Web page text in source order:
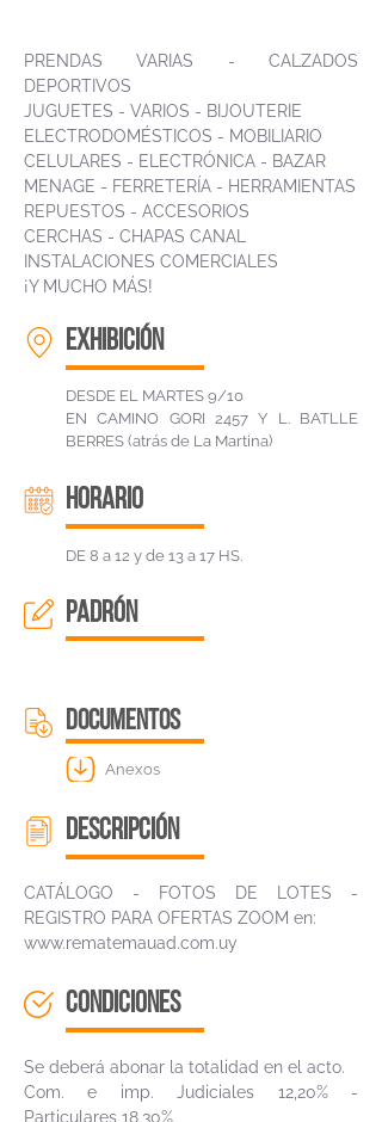
PRENDAS VARIAS - CALZADOS
DEPORTIVOS
JUGUETES - VARIOS - BIJOUTERIE
ELECTRODOMÉSTICOS - MOBILIARIO
CELULARES - ELECTRÓNICA - BAZAR
MENAGE - FERRETERÍA - HERRAMIENTAS
REPUESTOS - ACCESORIOS
CERCHAS - CHAPAS CANAL
INSTALACIONES COMERCIALES
¡Y MUCHO MÁS!
EXHIBICIÓN
DESDE EL MARTES 9/10
EN CAMINO GORI 2457 Y L. BATLLE
BERRES (atrás de La Martina)
HORARIO
DE 8 a 12 y de 13 a 17 HS.
padrón
DOCUMENTOS
Anexos
descripción
CATÁLOGO - FOTOS DE LOTES -
REGISTRO PARA OFERTAS ZOOM en:
www.rematemauad.com.uy
CONDICIONES
Se deberá abonar la totalidad en el acto.
Com. e imp. Judiciales 12,20% -
Particulares 18,30%